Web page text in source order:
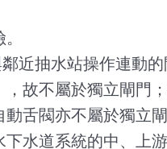
抽水站操作連動的
故不屬於獨立閘門
舌閥亦不屬於獨立
水道系統的中、上